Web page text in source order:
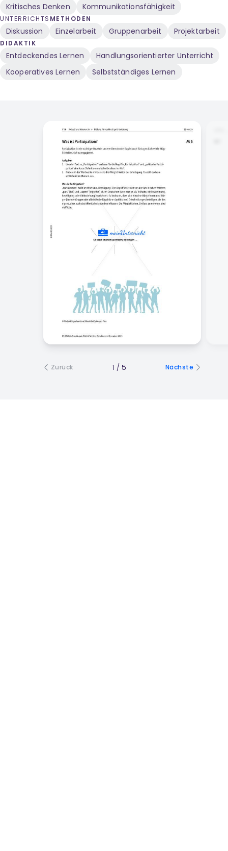
Kritisches Denken
Kommunikationsfähigkeit
UNTERRICHTS METHODEN
Diskussion Einzelarbeit Gruppenarbeit Projektarbeit
DIDAKTIK
Entdeckendes Lernen
Handlungsorientierter Unterricht
Kooperatives Lernen
Selbstständiges Lernen
Zurück 1 / 5 Nächste